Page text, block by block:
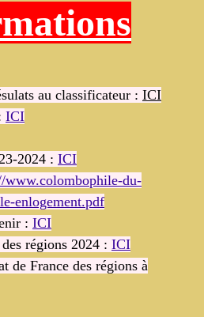
au classificateur : ICI
ICI
2024 : ICI
www.colombophile-du-
enlogement.pdf
: ICI
régions 2024 : ICI
de France des régions à